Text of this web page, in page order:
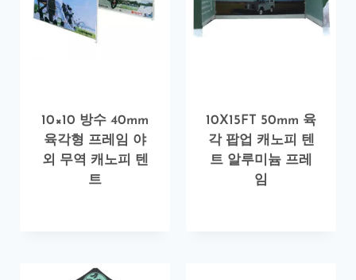
10×10 방수 40mm
육각형 프레임 야
외 무역 캐노피 텐
트
10X15FT 50mm 육
각 팝업 캐노피 텐
트 알루미늄 프레
임